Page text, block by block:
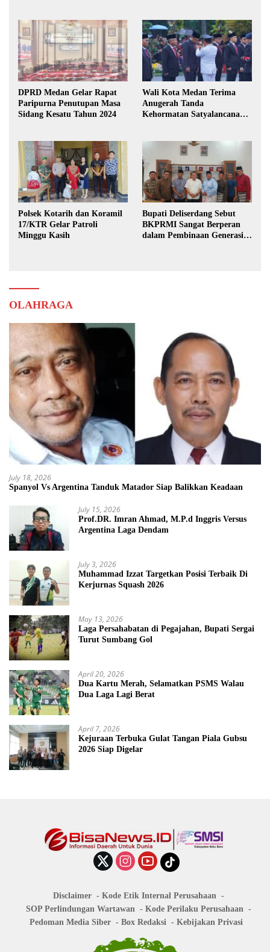
DPRD Medan Gelar Rapat
Paripurna Penutupan Masa
Sidang Kesatu Tahun 2024
Wali Kota Medan Terima
Anugerah Tanda
Kehormatan Satyalancana
Polsek Kotarih dan Koramil
17/KTR Gelar Patroli
Minggu Kasih
Bupati Deliserdang Sebut
BKPRMI Sangat Berperan
dalam Pembinaan Generasi
OLAHRAGA
July 18, 2026
Spanyol Vs Argentina Tanduk Matador Siap Balikkan Keadaan
July 15, 2026
Prof.DR. Imran Ahmad, M.P.d Inggris Versus
Argentina Laga Dendam
July 3, 2026
Muhammad Izzat Targetkan Posisi Terbaik Di
Kerjurnas Squash 2026
May 13, 2026
Laga Persahabatan di Pegajahan, Bupati Sergai
Turut Sumbang Gol
April 20, 2026
Dua Kartu Merah, Selamatkan PSMS Walau
Dua Laga Lagi Berat
April 7, 2026
Kejuraan Terbuka Gulat Tangan Piala Gubsu
2026 Siap Digelar
Disclaimer
Kode Etik Internal Perusahaan
SOP Perlindungan Wartawan
Kode Perilaku Perusahaan
Pedoman Media Siber
Box Redaksi Kebijakan Privasi